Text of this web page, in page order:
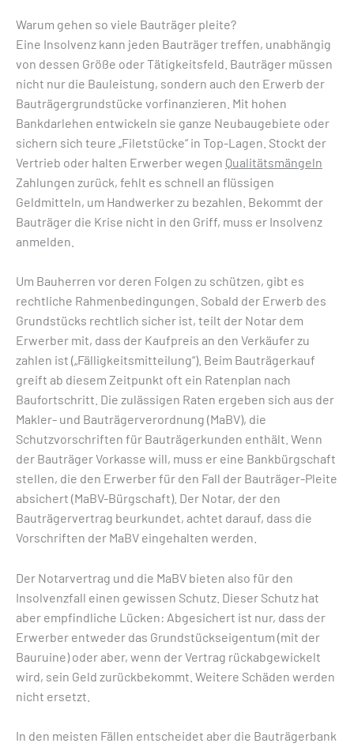
Warum gehen so viele Bauträger pleite?
Eine Insolvenz kann jeden Bauträger treffen, unabhängig
von dessen Größe oder Tätigkeitsfeld. Bauträger müssen
nicht nur die Bauleistung, sondern auch den Erwerb der
Bauträgergrundstücke vorfinanzieren. Mit hohen
Bankdarlehen entwickeln sie ganze Neubaugebiete oder
sichern sich teure „Filetstücke“ in Top-Lagen. Stockt der
Vertrieb oder halten Erwerber wegen Qualitätsmängeln
Zahlungen zurück, fehlt es schnell an flüssigen
Geldmitteln, um Handwerker zu bezahlen. Bekommt der
Bauträger die Krise nicht in den Griff, muss er Insolvenz
anmelden.
Um Bauherren vor deren Folgen zu schützen, gibt es
rechtliche Rahmenbedingungen. Sobald der Erwerb des
Grundstücks rechtlich sicher ist, teilt der Notar dem
Erwerber mit, dass der Kaufpreis an den Verkäufer zu
zahlen ist („Fälligkeitsmitteilung“). Beim Bauträgerkauf
greift ab diesem Zeitpunkt oft ein Ratenplan nach
Baufortschritt. Die zulässigen Raten ergeben sich aus der
Makler- und Bauträgerverordnung (MaBV), die
Schutzvorschriften für Bauträgerkunden enthält. Wenn
der Bauträger Vorkasse will, muss er eine Bankbürgschaft
stellen, die den Erwerber für den Fall der Bauträger-Pleite
absichert (MaBV-Bürgschaft). Der Notar, der den
Bauträgervertrag beurkundet, achtet darauf, dass die
Vorschriften der MaBV eingehalten werden.
Der Notarvertrag und die MaBV bieten also für den
Insolvenzfall einen gewissen Schutz. Dieser Schutz hat
aber empfindliche Lücken: Abgesichert ist nur, dass der
Erwerber entweder das Grundstückseigentum (mit der
Bauruine) oder aber, wenn der Vertrag rückabgewickelt
wird, sein Geld zurückbekommt. Weitere Schäden werden
nicht ersetzt.
In den meisten Fällen entscheidet aber die Bauträgerbank